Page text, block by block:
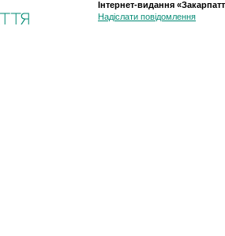
Інтернет-видання
Надіслати повідомлення